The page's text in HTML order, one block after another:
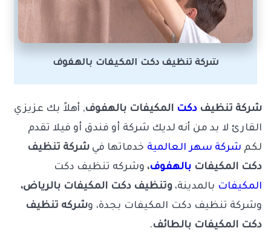
شركة تنظيف دكت المكيفات بالهفوف
شركة تنظيف دكت المكيفات بالهفوف, أهلاً بك عزيزي
القارئ لا بد من أنه لديك شركة أو فندق أو فيلا تقدم
لكم شركة سهر العالمية خدماتها في شركة تنظيف
دكت المكيفات بالهفوف، وشركه تنظيف دكت
المكيفات بالمدينة، وتنظيف دكت المكيفات بالرياض،
وشركة تنظيف دكت المكيفات بجدة، وشركه تنظيف
دكت المكيفات بالطائف.